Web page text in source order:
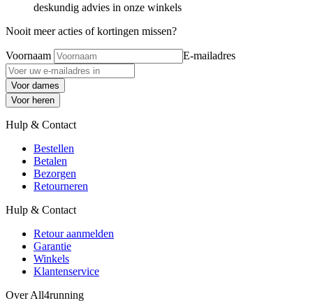
deskundig advies in onze winkels
Nooit meer acties of kortingen missen?
Voornaam E-mailadres
Voor dames
Voor heren
Hulp & Contact
Bestellen
Betalen
Bezorgen
Retourneren
Hulp & Contact
Retour aanmelden
Garantie
Winkels
Klantenservice
Over All4running